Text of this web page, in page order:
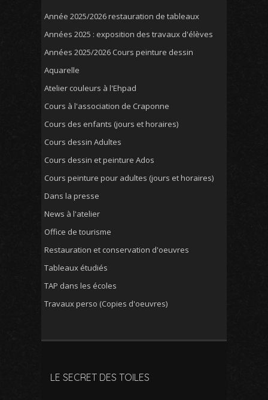
Année 2025/2026 restauration de tableaux
Années 2025 : exposition des travaux d'élèves
Années 2025/2026 Cours peinture dessin
Aquarelle
Atelier couleurs à l'Ehpad
Cours à l'association de Craponne
Cours des enfants (jours et horaires)
Cours dessin Adultes
Cours dessin et peinture Ados
Cours peinture pour adultes (jours et horaires)
Dans la presse
News à l'atelier
Office de tourisme
Restauration et conservation d'oeuvres
Tableaux étudiés
TAP dans les écoles
Travaux perso (Copies d'oeuvres)
LE SECRET DES TOILES